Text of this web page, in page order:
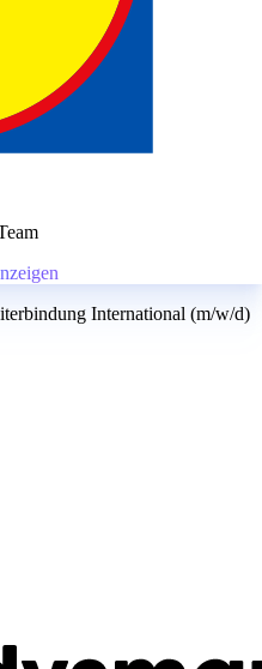
International (m/w/d)